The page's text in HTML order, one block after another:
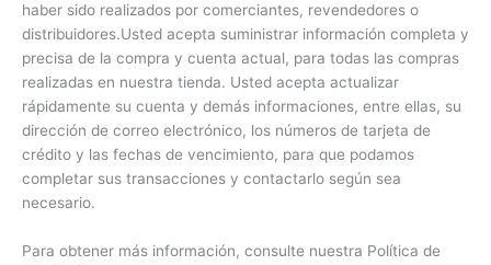
haber sido realizados por comerciantes, revendedores o
distribuidores.Usted acepta suministrar información completa y
precisa de la compra y cuenta actual, para todas las compras
realizadas en nuestra tienda. Usted acepta actualizar
rápidamente su cuenta y demás informaciones, entre ellas, su
dirección de correo electrónico, los números de tarjeta de
crédito y las fechas de vencimiento, para que podamos
completar sus transacciones y contactarlo según sea
necesario.
Para obtener más información, consulte nuestra Política de